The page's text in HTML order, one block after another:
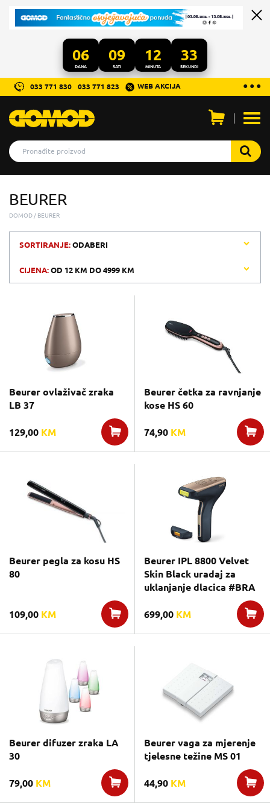
06
DANA
09
SATI
12
MINUTA
33
SEKUNDI
...
● ● ●
033 771 830 033 771 823 WEB AKCIJA
BEURER
DOMOD BEURER
SORTIRANJE:ODABERI
CIJENA:OD 12 KM DO4999 KM
Beurer ovlaživač zraka
LB 37
129,00 KM
Beurer četka za ravnjanje
kose HS 60
74,90 KM
Beurer pegla za kosu HS
80
109,00 KM
Beurer IPL 8800 Velvet
Skin Black uradaj za
uklanjanje dlacica #BRA
699,00 KM
Beurer difuzer zraka LA
30
79,00 KM
Beurer vaga za mjerenje
tjelesne težine MS 01
44,90 KM